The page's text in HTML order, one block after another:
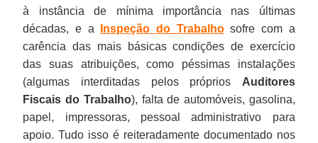
à instância de mínima importância nas últimas
décadas, e a
Inspeção do Trabalhosofre com a
carência das mais básicas condições de exercício
das suas atribuições, como péssimas instalações
(algumas interditadas pelos próprios Auditores
Fiscais do Trabalho), falta de automóveis, gasolina,
papel, impressoras, pessoal administrativo para
apoio. Tudo isso é reiteradamente documentado nos